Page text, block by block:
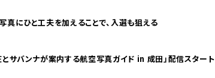
真にひと工夫を加えることで、入選も狙える
サバンナが案内する航空写真ガイド in 成田」配信スタート